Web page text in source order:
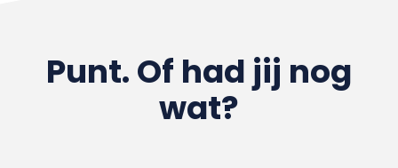
Punt. Of had jij nog
wat?